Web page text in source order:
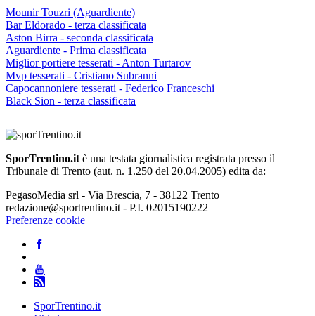
Mounir Touzri (Aguardiente)
Bar Eldorado - terza classificata
Aston Birra - seconda classificata
Aguardiente - Prima classificata
Miglior portiere tesserati - Anton Turtarov
Mvp tesserati - Cristiano Subranni
Capocannoniere tesserati - Federico Franceschi
Black Sion - terza classificata
SporTrentino.it è una testata giornalistica registrata presso il
Tribunale di Trento (aut. n. 1.250 del 20.04.2005) edita da:
PegasoMedia srl - Via Brescia, 7 - 38122 Trento
redazione@sportrentino.it - P.I. 02015190222
Preferenze cookie
SporTrentino.it